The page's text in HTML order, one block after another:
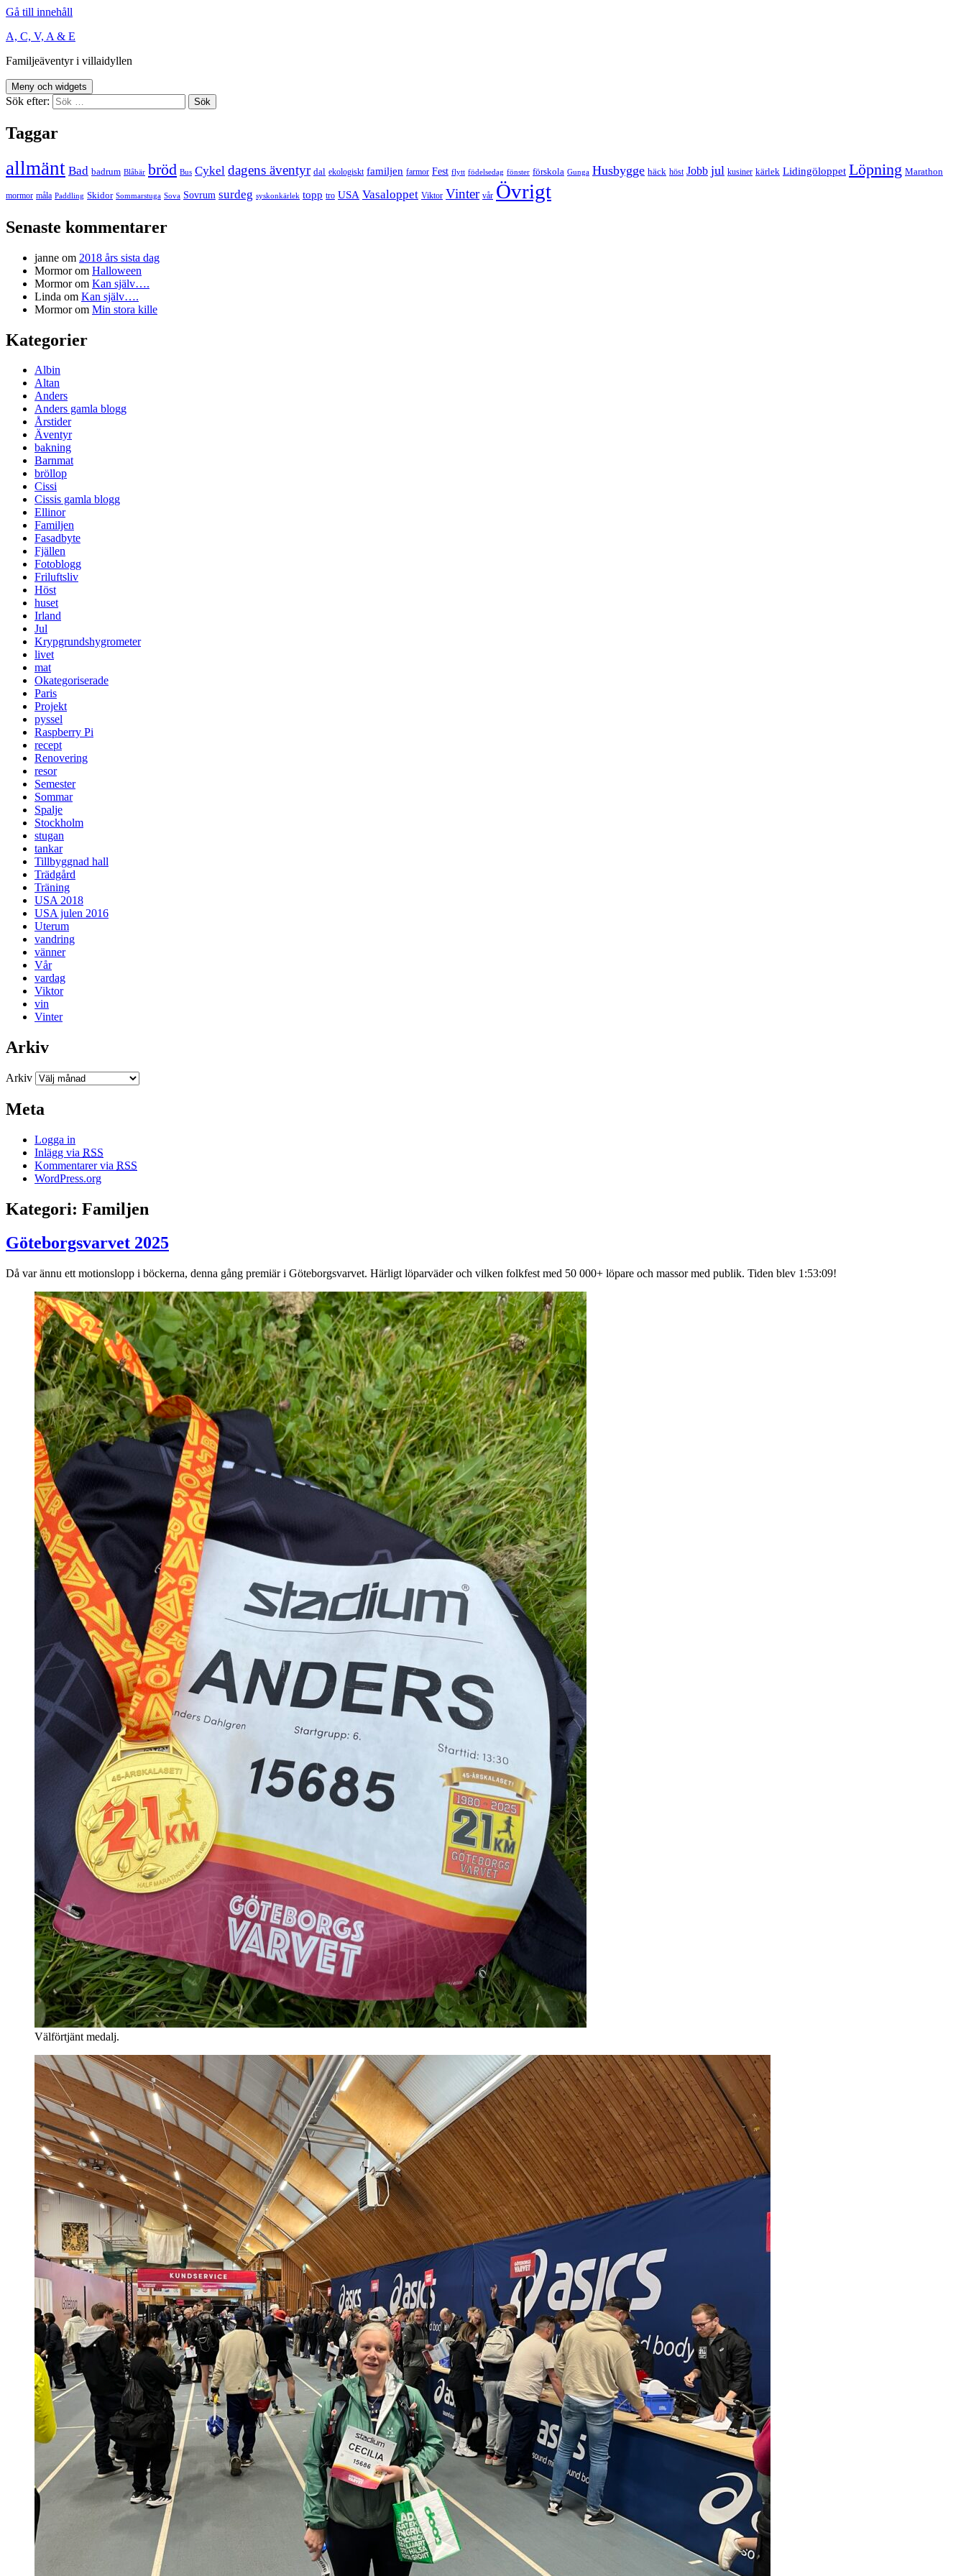
Gå till innehåll
A, C, V, A & E
Familjeäventyr i villaidyllen
Meny och widgets
Sök efter:
Taggar
allmänt Bad badrum Blåbär bröd Bus Cykel dagens äventyr dal ekologiskt familjen farmor Fest flytt födelsedag fönster förskola Gunga Husbygge häck höst Jobb jul kusiner kärlek Lidingöloppet Löpning Marathon
mormor måla Paddling Skidor Sommarstuga Sova Sovrum surdeg syskonkärlek topp tro USA Vasaloppet Viktor Vinter vår Övrigt
Senaste kommentarer
janne om 2018 års sista dag
Mormorom Halloween
Mormorom Kan själv….
Linda om Kan själv….
Mormorom Min stora kille
Kategorier
Albin
Altan
Anders
Anders gamla blogg
Årstider
Äventyr
bakning
Barnmat
bröllop
Cissi
Cissis gamla blogg
Ellinor
Familjen
Fasadbyte
Fjällen
Fotoblogg
Friluftsliv
Höst
huset
Irland
Jul
Krypgrundshygrometer
livet
mat
Okategoriserade
Paris
Projekt
pyssel
Raspberry Pi
recept
Renovering
resor
Semester
Sommar
Spalje
Stockholm
stugan
tankar
Tillbyggnad hall
Trädgård
Träning
USA 2018
USA julen 2016
Uterum
vandring
vänner
Vår
vardag
Viktor
vin
Vinter
Arkiv
Arkiv
Meta
Logga in
Inlägg via RSS
Kommentarer via RSS
WordPress.org
Kategori: Familjen
Göteborgsvarvet 2025
Då var ännu ett motionslopp i böckerna, denna gång premiär i Göteborgsvarvet. Härligt löparväder och vilken folkfest med 50 000+ löpare och massor med publik. Tiden blev 1:53:09!
Välförtjänt medalj.